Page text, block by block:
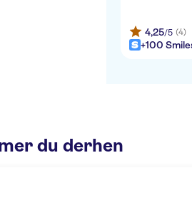
4,25/5 (4)
+100
du derhen